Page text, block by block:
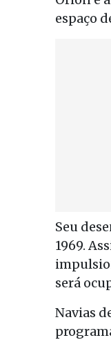
espaço
Seu
1969.
será
Navias